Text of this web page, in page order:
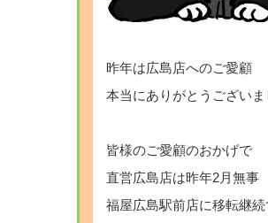
昨年は広島店へのご愛顧
本当にありがとうございま
皆様のご愛顧のおかげで
直営広島店は昨年2月無事
福屋広島駅前店に移転継